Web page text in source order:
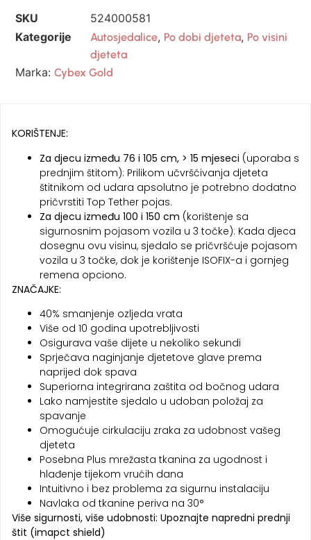
SKU
524000581
Kategorije
Autosjedalice, Po dobi djeteta, Po visini
djeteta
Marka:Cybex Gold
KORIŠTENJE:
Za djecu između 76 i 105 cm, > 15 mjeseci (uporaba s
prednjim štitom): Prilikom učvršćivanja djeteta
štitnikom od udara apsolutno je potrebno dodatno
pričvrstiti Top Tether pojas.
Za djecu između 100 i 150 cm (korištenje sa
sigurnosnim pojasom vozila u 3 točke): Kada djeca
dosegnu ovu visinu, sjedalo se pričvršćuje pojasom
vozila u 3 točke, dok je korištenje ISOFIX-a i gornjeg
remena opciono.
ZNAČAJKE:
40% smanjenje ozljeda vrata
Više od 10 godina upotrebljivosti
Osigurava vaše dijete u nekoliko sekundi
Sprječava naginjanje djetetove glave prema
naprijed dok spava
Superiorna integrirana zaštita od bočnog udara
Lako namjestite sjedalo u udoban položaj za
spavanje
Omogućuje cirkulaciju zraka za udobnost vašeg
djeteta
Posebna Plus mrežasta tkanina za ugodnost i
hlađenje tijekom vrućih dana
Intuitivno i bez problema za sigurnu instalaciju
Navlaka od tkanine periva na 30°
Više sigurnosti, više udobnosti: Upoznajte napredni prednji
štit (imapct shield)